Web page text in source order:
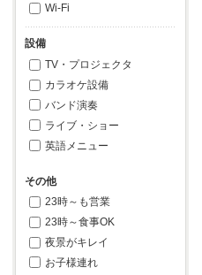
Wi-Fi
設備
TV・プロジェクタ
カラオケ設備
バンド演奏
ライブ・ショー
英語メニュー
その他
23時～も営業
23時～食事OK
夜景がキレイ
お子様連れ